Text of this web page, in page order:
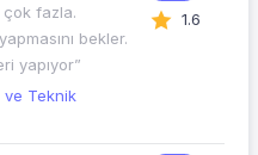
çok fazla.
bekler.
yapıyor”
ve Teknik
1.6